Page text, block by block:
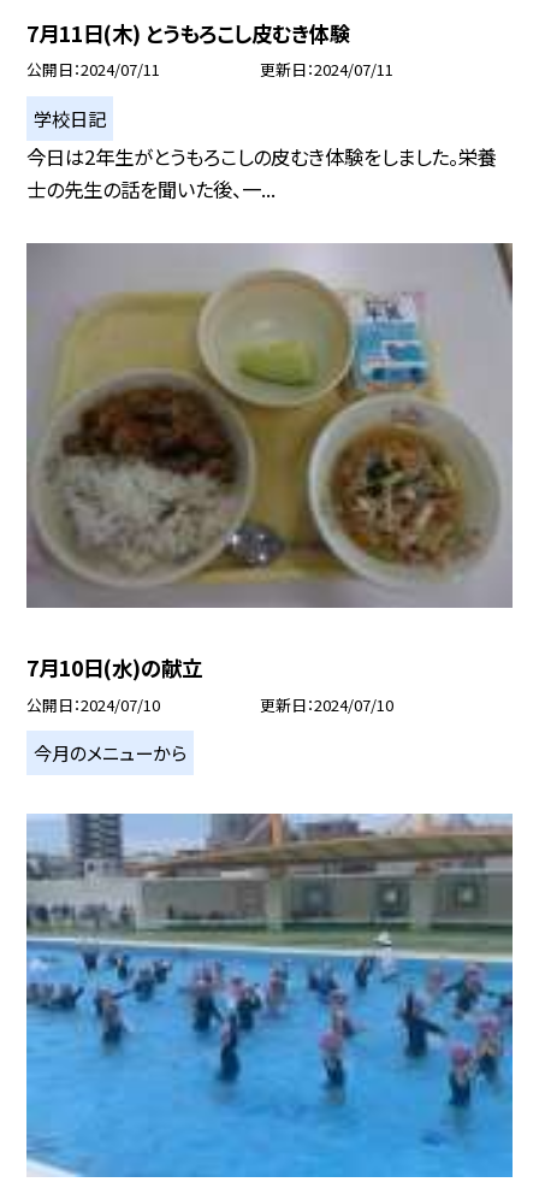
7月11日(木) とうもろこし皮むき体験
公開日 2024/07/11 更新日 2024/07/11
学校日記
今日は2年生がとうもろこしの皮むき体験をしました。栄養
士の先生の話を聞いた後、一...
7月10日(水)の献立
公開日 2024/07/10 更新日 2024/07/10
今月のメニューから